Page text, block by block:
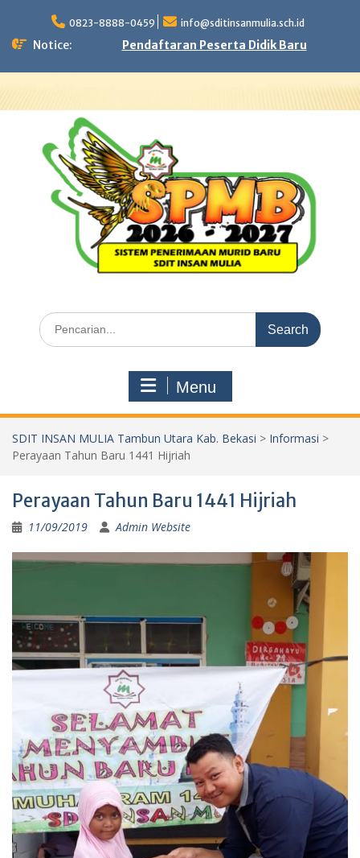
content
0823-8888-0459 info@sditinsanmulia.sch.id
Notice: Pendaftaran Peserta Didik Baru
Search
for:
Menu
SDIT INSAN MULIA Tambun Utara Kab. Bekasi > Informasi >
Perayaan Tahun Baru 1441 Hijriah
Perayaan Tahun Baru 1441 Hijriah
11/09/2019 Admin Website